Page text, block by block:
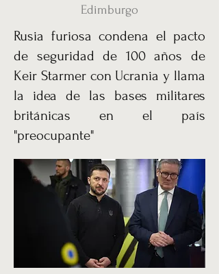
Edimburgo
Rusia furiosa condena el pacto
de seguridad de 100 años de
Keir Starmer con Ucrania y llama
la idea de las bases militares
británicas en el país
"preocupante"